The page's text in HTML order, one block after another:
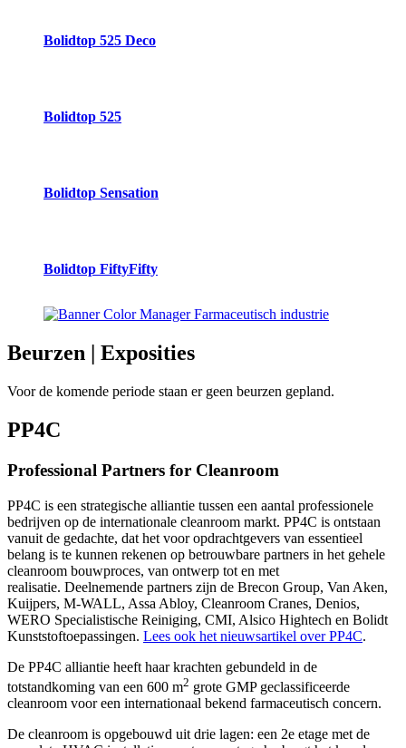
Bolidtop 525 Deco
Bolidtop 525
Bolidtop Sensation
Bolidtop FiftyFifty
Beurzen | Exposities
Voor de komende periode staan er geen beurzen gepland.
PP4C
Professional Partners for Cleanroom
PP4C is een strategische alliantie tussen een aantal professionele
bedrijven op de internationale cleanroom markt. PP4C is ontstaan
vanuit de gedachte, dat het voor opdrachtgevers van essentieel
belang is te kunnen rekenen op betrouwbare partners in het gehele
cleanroom bouwproces, van ontwerp tot en met
realisatie. Deelnemende partners zijn de Brecon Group, Van Aken,
Kuijpers, M-WALL, Assa Abloy, Cleanroom Cranes, Denios,
WERO Specialistische Reiniging, CMI, Alsico Hightech en Bolidt
Kunststoftoepassingen. Lees ook het nieuwsartikel over PP4C.
De PP4C alliantie heeft haar krachten gebundeld in de
totstandkoming van een 600 m2 grote GMP geclassificeerde
cleanroom voor een internationaal bekend farmaceutisch concern.
De cleanroom is opgebouwd uit drie lagen: een 2e etage met de